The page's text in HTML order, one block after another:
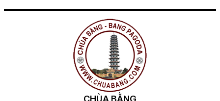
CHÙA BẰNG